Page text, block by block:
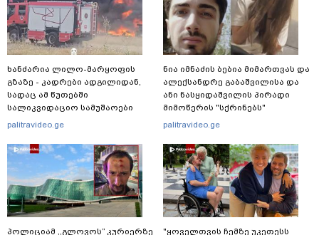
ხანძარია ლილო-მარყოფის
გზაზე - კადრები ადგილიდან,
სადაც ამ წუთებში
სალიკვიდაციო სამუშაოები
მიმდინარეობს
palitravideo.ge
პოლიციამ ,,გლოვოს” კურიერზე
ნია იმნაძის ბებია მიმართვას და
ალექსანდრე გაბაშვილისა და
ანი ნასყიდაშვილის პირადი
მიმოწერის "სქრინებს"
ავრცელებს
palitravideo.ge
"ყოველთვის ჩემზე უკეთესს